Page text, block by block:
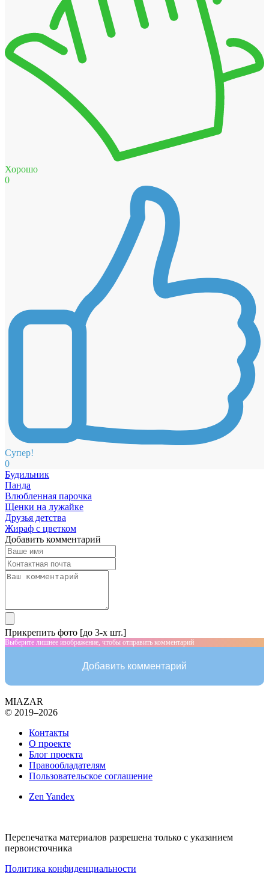
Хорошо
0
Супер!
0
Будильник
Панда
Влюбленная парочка
Щенки на лужайке
Друзья детства
Жираф с цветком
Добавить комментарий
Прикрепить фото [до 3-х шт.]
Выберите лишнее изображение, чтобы отправить комментарий
Добавить комментарий
MIAZAR
© 2019–2026
Контакты
О проекте
Блог проекта
Правообладателям
Пользовательское соглашение
Zen Yandex
Перепечатка материалов разрешена только с указанием
первоисточника
Политика конфиденциальности